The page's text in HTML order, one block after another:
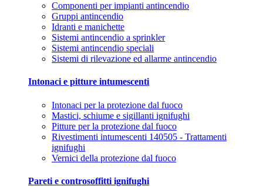
Componenti per impianti antincendio
Gruppi antincendio
Idranti e manichette
Sistemi antincendio a sprinkler
Sistemi antincendio speciali
Sistemi di rilevazione ed allarme antincendio
Intonaci e pitture intumescenti
Intonaci per la protezione dal fuoco
Mastici, schiume e sigillanti ignifughi
Pitture per la protezione dal fuoco
Rivestimenti intumescenti 140505 - Trattamenti
ignifughi
Vernici della protezione dal fuoco
Pareti e controsoffitti ignifughi